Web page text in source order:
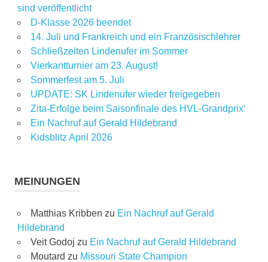
sind veröffentlicht
D-Klasse 2026 beendet
14. Juli und Frankreich und ein Französischlehrer
Schließzeiten Lindenufer im Sommer
Vierkantturnier am 23. August!
Sommerfest am 5. Juli
UPDATE: SK Lindenufer wieder freigegeben
Zita-Erfolge beim Saisonfinale des HVL-Grandprix‘
Ein Nachruf auf Gerald Hildebrand
Kidsblitz April 2026
MEINUNGEN
Matthias Kribben zu Ein Nachruf auf Gerald
Hildebrand
Veit Godoj zu Ein Nachruf auf Gerald Hildebrand
Moutard zu Missouri State Champion